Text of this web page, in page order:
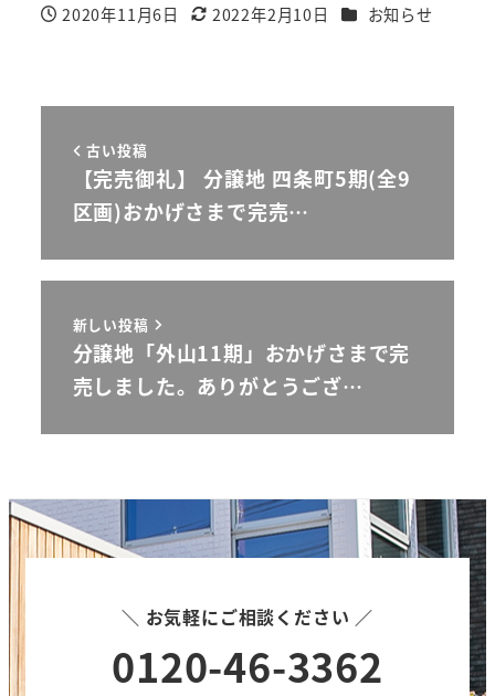
投稿日
2020年11月6日
更新日
2022年2月10日 カテゴリー
お知らせ
古い投稿
【完売御礼】 分譲地 四条町5期(全9
区画)おかげさまで完売…
新しい投稿
分譲地「外山11期」おかげさまで完
売しました。ありがとうござ…
＼ お気軽にご相談ください ／
0120-46-3362